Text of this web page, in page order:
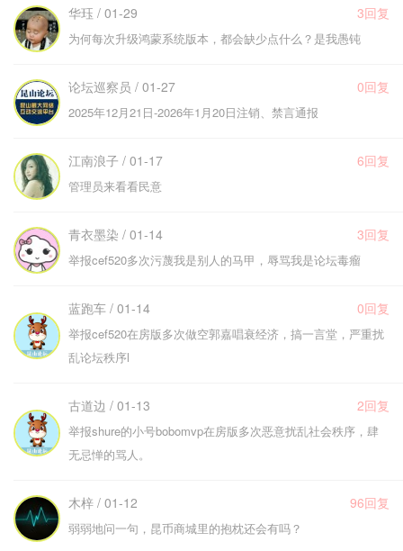
华珏 / 01-29 3回复
为何每次升级鸿蒙系统版本，都会缺少点什么？是我愚钝
论坛巡察员 / 01-27 0回复
2025年12月21日-2026年1月20日注销、禁言通报
江南浪子 / 01-17 6回复
管理员来看看民意
青衣墨染 / 01-14 3回复
举报cef520多次污蔑我是别人的马甲，辱骂我是论坛毒瘤
蓝跑车 / 01-14 0回复
举报cef520在房版多次做空郭嘉唱衰经济，搞一言堂，严重扰
乱论坛秩序l
古道边 / 01-13 2回复
举报shure的小号bobomvp在房版多次恶意扰乱社会秩序，肆
无忌惮的骂人。
木梓 / 01-12 96回复
弱弱地问一句，昆币商城里的抱枕还会有吗？